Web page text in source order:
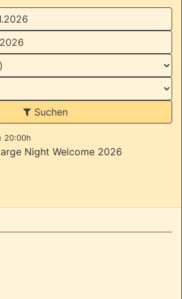
Suchen
20:00h
Night Welcome 2026